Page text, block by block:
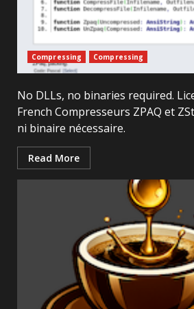
Compressing Compressing
No DLLs, no binaries required.
French Compresseurs ZPAQ et
ni binaire nécessaire.
Read More